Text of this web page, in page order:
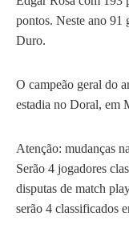
pontos. Neste ano 91
Duro.
O campeão geral do
estadia no Doral, em
Atenção: mudanças
Serão 4 jogadores
disputas de match
serão 4 classificados